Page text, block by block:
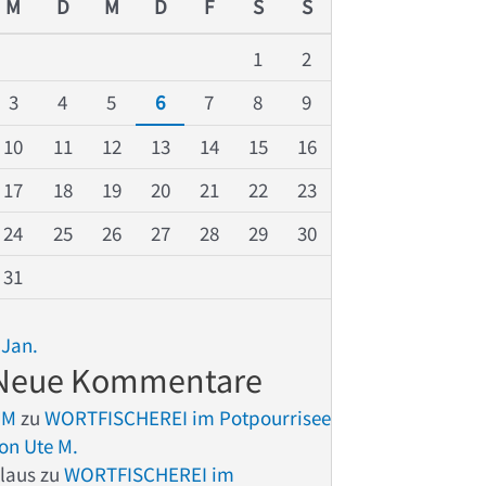
M D M D F S
S
1
2
3
4 5 6 7 8
9
10
11 12 13 14 15
16
17
18 19 20 21 22
23
24
25 26 27 28 29
30
31
Kommentare
zu WORTFISCHEREI im Potpourrisee
Ute M.
zu WORTFISCHEREI im